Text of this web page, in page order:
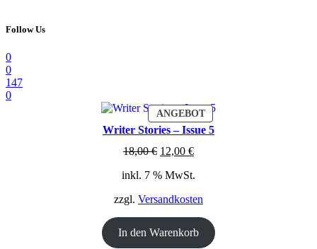
Follow Us
0
0
147
0
ANGEBOTPRODUKT
IM
ANGEBOT
Writer Stories – Issue 5
18,00€ Ursprünglicher
war:
12,00 €Aktueller
ist:
inkl. 7 % MwSt.
zzgl. Versandkosten
In den Warenkorb